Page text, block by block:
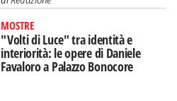
MOSTRE
"Volti di Luce" tra identità e
interiorità: le opere di Daniele
Favaloro a Palazzo Bonocore